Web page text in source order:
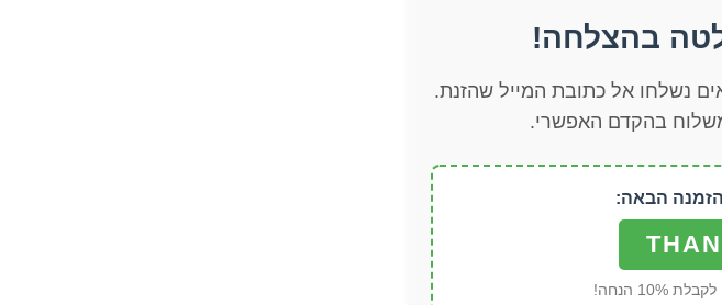
בהצלחה!
נשלחו אל כתובת המייל שהזנת.
בהקדם האפשרי.
הבאה:
הנחה!